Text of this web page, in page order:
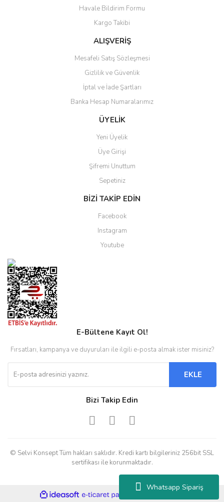
Whatsapp Sipariş
Bu ürüne benzer farklı alternatifler olmalı.
Gönder
Havale Bildirim Formu
Kargo Takibi
ALIŞVERİŞ
Mesafeli Satış Sözleşmesi
Gizlilik ve Güvenlik
İptal ve İade Şartları
Banka Hesap Numaralarımız
ÜYELİK
Yeni Üyelik
Üye Girişi
Şifremi Unuttum
Sepetiniz
BİZİ TAKİP EDİN
Facebook
Instagram
Youtube
E-Bültene Kayıt Ol!
Fırsatları, kampanya ve duyuruları ile ilgili e-posta almak ister misiniz?
EKLE
Bizi Takip Edin
© Selvi Konsept Tüm hakları saklıdır. Kredi kartı bilgileriniz 256bit SSL
sertifikası ile korunmaktadır.
ideasoft